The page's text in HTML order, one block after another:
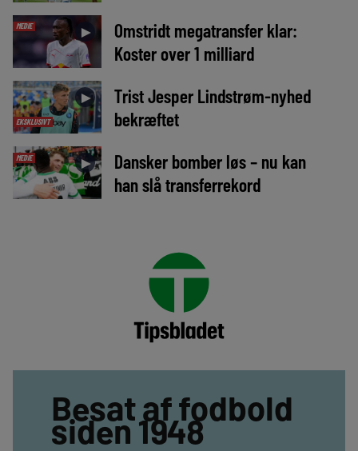
MEDIE ►
Omstridt megatransfer klar:
Koster over 1 milliard
EKSKLUSIVT
►
Trist Jesper Lindstrøm-nyhed
bekræftet
MEDIE ►
Dansker bomber løs – nu kan
han slå transferrekord
Besat af fodbold
siden 1948